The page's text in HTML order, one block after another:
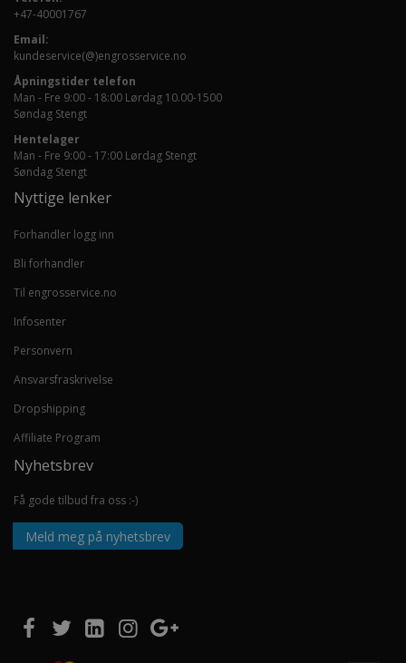
+47-40001767
Email:
kundeservice(@)engrosservice.no
Åpningstider telefon
Man - Fre 9:00 - 18:00 Lørdag 10.00-1500
Søndag Stengt
Hentelager
Man - Fre 9:00 - 17:00 Lørdag Stengt
Søndag Stengt
Nyttige lenker
Forhandler logg inn
Bli forhandler
Til engrosservice.no
Infosenter
Personvern
Ansvarsfraskrivelse
Dropshipping
Affiliate Program
Nyhetsbrev
Få gode tilbud fra oss :-)
Meld meg på nyhetsbrev